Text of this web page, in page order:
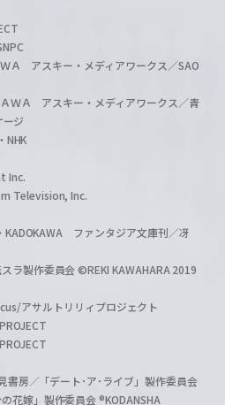
Ａ アスキー・メディアワークス／SAO
ＷＡ アスキー・メディアワークス／青
ジ
NHK
Inc.
Television, Inc.
ファンタジア文庫刊／冴
ラ製作委員会 ©REKI KAWAHARA 2019
アサルトリリィプロジェクト
房／「デート･ア･ライブ」製作委員会
花嫁」製作委員会 ®KODANSHA